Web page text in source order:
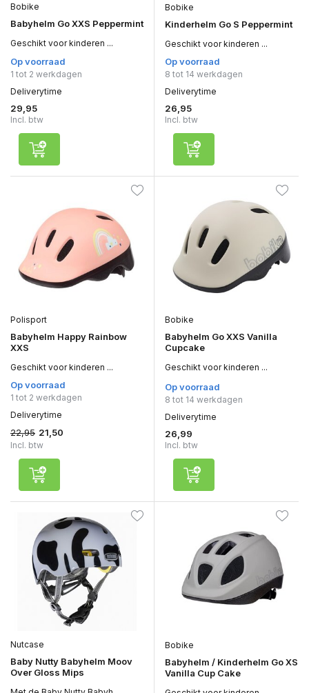
Bobike
Babyhelm Go XXS Peppermint
Geschikt voor kinderen ...
Op voorraad
1 tot 2 werkdagen
Deliverytime
29,95
Incl. btw
Bobike
Kinderhelm Go S Peppermint
Geschikt voor kinderen ...
Op voorraad
8 tot 14 werkdagen
Deliverytime
26,95
Incl. btw
Polisport
Babyhelm Happy Rainbow
XXS
Geschikt voor kinderen ...
Op voorraad
1 tot 2 werkdagen
Deliverytime
22,95 21,50
Incl. btw
Bobike
Babyhelm Go XXS Vanilla
Cupcake
Geschikt voor kinderen ...
Op voorraad
8 tot 14 werkdagen
Deliverytime
26,99
Incl. btw
Nutcase
Baby Nutty Babyhelm Moov
Over Gloss Mips
Bobike
Babyhelm / Kinderhelm Go XS
Vanilla Cup Cake